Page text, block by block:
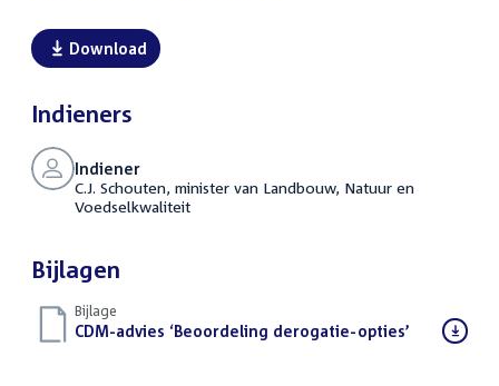
Download
Indieners
Indiener
C.J. Schouten, minister van Landbouw, Natuur en
Voedselkwaliteit
Bijlagen
Bijlage
Download
CDM-advies ‘Beoordeling derogatie-opties’ (PDF)